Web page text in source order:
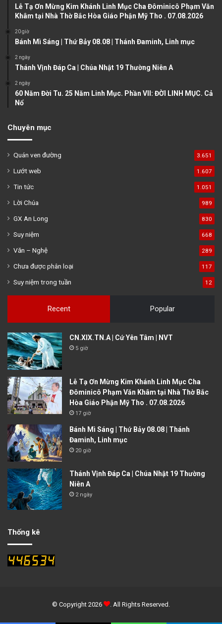
p
Lễ Tạ Ơn Mừng Kim Khánh Linh Mục Cha Đôminicô Phạm Văn
Khâm tại Nhà Thờ Bắc Hòa Giáo Phận Mỹ Tho . 07.08.2026
20 giờ
Bánh Mì Sáng | Thứ Bảy 08.08 | Thánh Đaminh, Linh mục
2 ngày
Thánh Vịnh Đáp Ca | Chúa Nhật 19 Thường Niên A
2 ngày
60 Năm Đời Tu. 25 Năm Linh Mục. Phần VII: ĐỜI LINH MỤC. Cả
Nổ
Chuyên mục
Quán ven đường 3.651
Lướt web 1.607
Tin tức 1.051
Lời Chúa 989
GX An Long 830
Suy niệm 668
Văn – Nghệ 289
Chưa được phân loại 117
Suy niệm trong tuần 12
Recent Popular
CN.XIX.TN.A | Cứ Yên Tâm | NVT
5 giờ
Lễ Tạ Ơn Mừng Kim Khánh Linh Mục Cha
Đôminicô Phạm Văn Khâm tại Nhà Thờ Bắc
Hòa Giáo Phận Mỹ Tho . 07.08.2026
17 giờ
Bánh Mì Sáng | Thứ Bảy 08.08 | Thánh
Đaminh, Linh mục
20 giờ
Thánh Vịnh Đáp Ca | Chúa Nhật 19 Thường
Niên A
2 ngày
Thống kê
© Copyright 2026 . All Rights Reserved.